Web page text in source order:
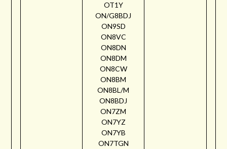
OT1Y
ON/G8BDJ
ON9SD
ON8VC
ON8DN
ON8DM
ON8CW
ON8BM
ON8BL/M
ON8BDJ
ON7ZM
ON7YZ
ON7YB
ON7TGN